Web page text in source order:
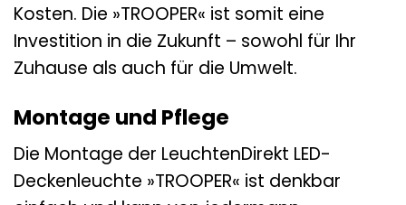
Kosten. Die »TROOPER« ist somit eine
Investition in die Zukunft – sowohl für Ihr
Zuhause als auch für die Umwelt.
Montage und Pflege
Die Montage der LeuchtenDirekt LED-
Deckenleuchte »TROOPER« ist denkbar